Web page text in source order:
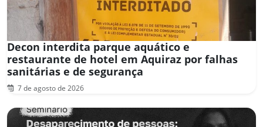
Decon interdita parque aquático e
restaurante de hotel em Aquiraz por falhas
sanitárias e de segurança
7 de agosto de 2026